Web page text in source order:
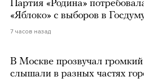
Партия «Родина»
«Яблоко» с выборов в
7 часов назад
В Москве прозвучал
слышали в разных частях